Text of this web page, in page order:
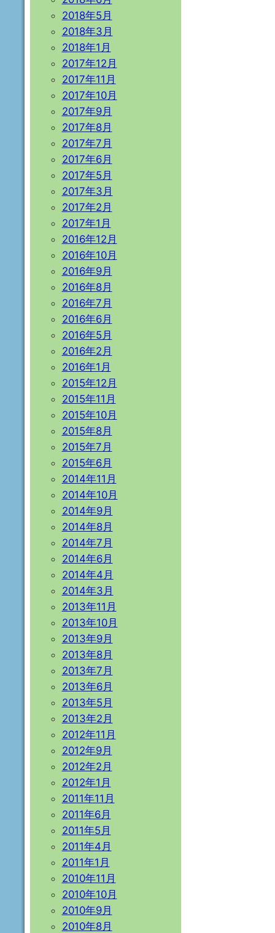
2018年5月
2018年3月
2018年1月
2017年12月
2017年11月
2017年10月
2017年9月
2017年8月
2017年7月
2017年6月
2017年5月
2017年3月
2017年2月
2017年1月
2016年12月
2016年10月
2016年9月
2016年8月
2016年7月
2016年6月
2016年5月
2016年2月
2016年1月
2015年12月
2015年11月
2015年10月
2015年8月
2015年7月
2015年6月
2014年11月
2014年10月
2014年9月
2014年8月
2014年7月
2014年6月
2014年4月
2014年3月
2013年11月
2013年10月
2013年9月
2013年8月
2013年7月
2013年6月
2013年5月
2013年2月
2012年11月
2012年9月
2012年2月
2012年1月
2011年11月
2011年6月
2011年5月
2011年4月
2011年1月
2010年11月
2010年10月
2010年9月
2010年8月